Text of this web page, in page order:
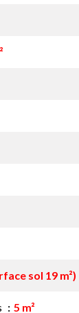
sol 19 m²)
5 m²